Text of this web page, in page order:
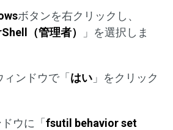
ボタンを右クリックし、
（管理者）
」を選択しま
ィンドウで「 はい 」をクリック
ウに「 fsutil behavior set